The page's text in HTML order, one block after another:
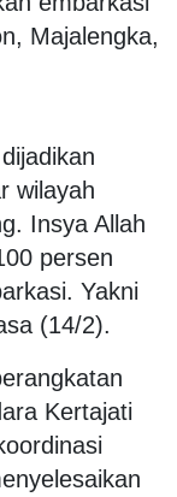
Majalengka,
wilayah
Insya Allah
persen
Yakni
(14/2).
Kertajati